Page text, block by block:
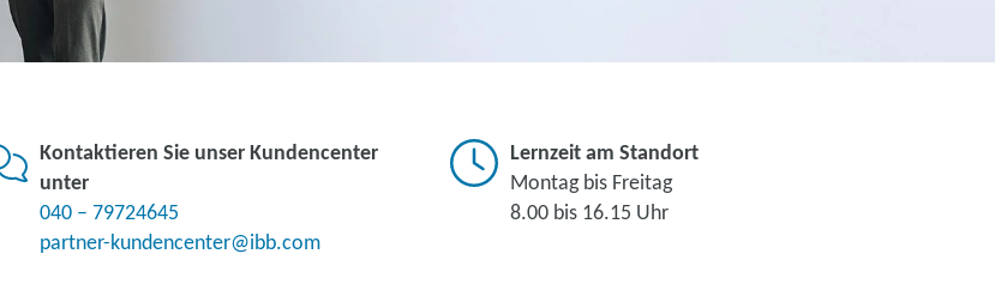
Kontaktieren Sie unser Kundencenter
unter
040 – 79724645
partner-kundencenter@ibb.com
Lernzeit am Standort
Montag bis Freitag
8.00 bis 16.15 Uhr